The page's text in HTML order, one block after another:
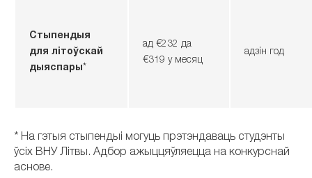
Стыпендыя
для літоўскай
дыяспары*
ад €232 да
€319 у месяц
адзін год
* На гэтыя стыпендыі могуць прэтэндаваць студэнты
ўсіх ВНУ Літвы. Адбор ажыццяўляецца на конкурснай
аснове.